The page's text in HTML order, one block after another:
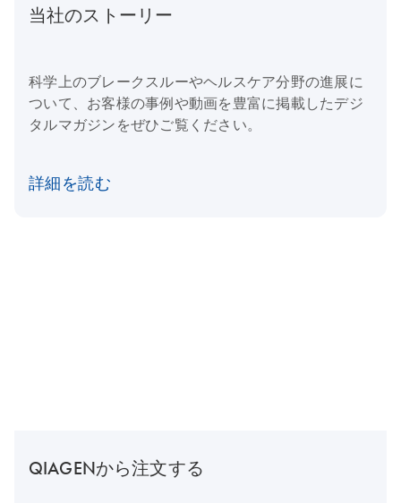
当社のストーリー
科学上のブレークスルーやヘルスケア分野の進展に
ついて、お客様の事例や動画を豊富に掲載したデジ
タルマガジンをぜひご覧ください。
詳細を読む
QIAGENから注文する